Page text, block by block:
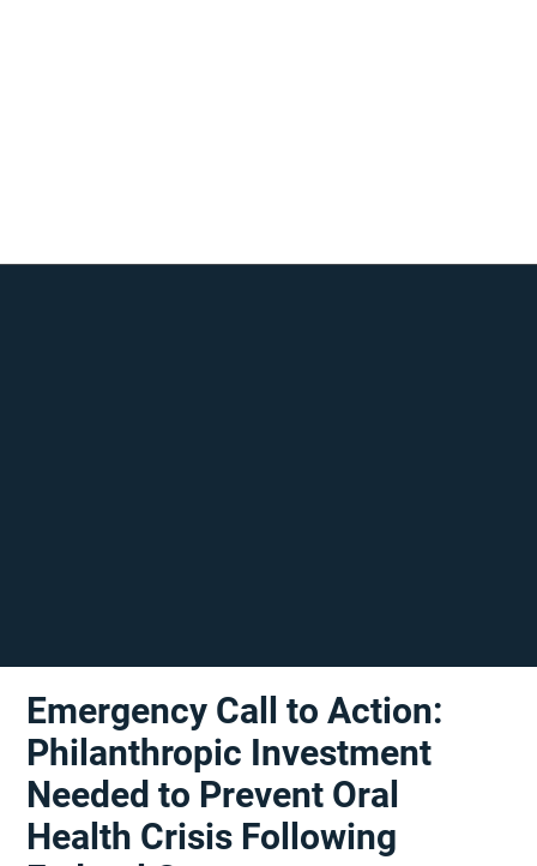
Emergency Call to Action:
Philanthropic Investment
Needed to Prevent Oral
Health Crisis Following